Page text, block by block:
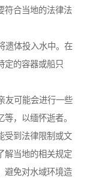
符合当地的法律法
遗体投入水中。在
定的容器或船只
友可能会进行一些
，以缅怀逝者。
受到法律限制或文
解当地的相关规定
避免对水域环境造